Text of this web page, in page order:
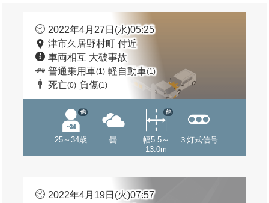
2022年4月27日(水)05:25
津市久居野村町 付近
車両相互 大破事故
普通乗用車(1) 軽自動車(1)
死亡(0) 負傷(1)
25～34歳
他
曇
幅5.5～
13.0m
他
３灯式信号
2022年4月19日(火)07:57